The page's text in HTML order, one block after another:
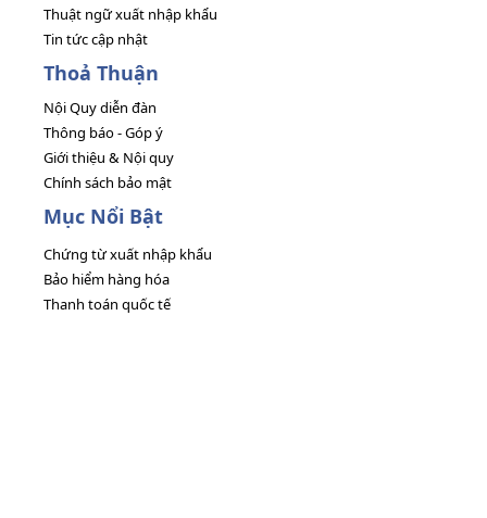
Thuật ngữ xuất nhập khẩu
Tin tức cập nhật
Thoả Thuận
Nội Quy diễn đàn
Thông báo - Góp ý
Giới thiệu & Nội quy
Chính sách bảo mật
Mục Nổi Bật
Chứng từ xuất nhập khẩu
Bảo hiểm hàng hóa
Thanh toán quốc tế